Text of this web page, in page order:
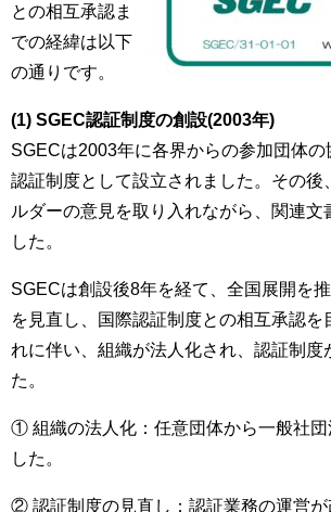
との相互承認ま
での経緯は以下
の通りです。
(1) SGEC認証制度の創設(2003年)
SGECは2003年に各界からの参加団体の
認証制度として設立されました。その後
ルダーの意見を取り入れながら、関連文
した。
SGECは創設後8年を経て、全国展開を
を見直し、国際認証制度との相互承認を
れに伴い、組織が法人化され、認証制度
た。
① 組織の法人化：任意団体から一般社団
した。
② 認証制度の見直し：認証業務の運営